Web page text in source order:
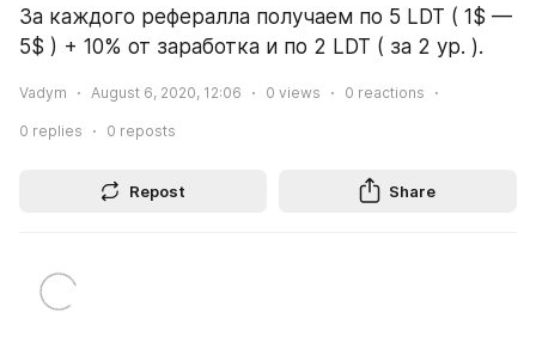
За каждого рефералла получаем по 5 LDT ( 1$ —
5$ ) + 10% от заработка и по 2 LDT ( за 2 ур. ).
Vadym August 6, 2020, 12:06 0 views 0 reactions
0 replies 0 reposts
Repost Share